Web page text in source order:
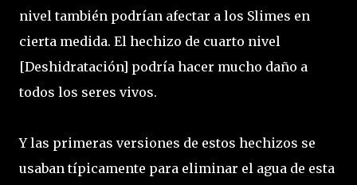
nivel también podrían afectar a los Slimes en
cierta medida. El hechizo de cuarto nivel
[Deshidratación] podría hacer mucho daño a
todos los seres vivos.
Y las primeras versiones de estos hechizos se
usaban típicamente para eliminar el agua de esta